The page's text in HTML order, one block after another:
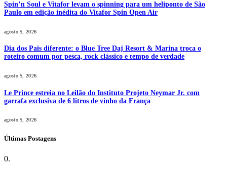
Spin’n Soul e Vitafor levam o spinning para um heliponto de São
Paulo em edição inédita do Vitafor Spin Open Air
agosto 5, 2026
Dia dos Pais diferente: o Blue Tree Daj Resort & Marina troca o
roteiro comum por pesca, rock clássico e tempo de verdade
agosto 5, 2026
Le Prince estreia no Leilão do Instituto Projeto Neymar Jr. com
garrafa exclusiva de 6 litros de vinho da França
agosto 5, 2026
Últimas Postagens